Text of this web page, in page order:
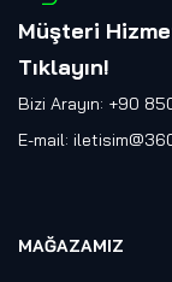
Müşteri
Tıklayın!
Bizi Arayın: +90
E-mail:
MAĞAZAMIZ